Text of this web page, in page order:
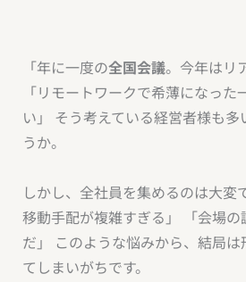
「年に一度の全国会議。今年はリ
「リモートワークで希薄になっ
い」 そう考えている経営者様も多
うか。
しかし、全社員を集めるのは大変
移動手配が複雑すぎる」 「会場
だ」 このような悩みから、結局
てしまいがちです。